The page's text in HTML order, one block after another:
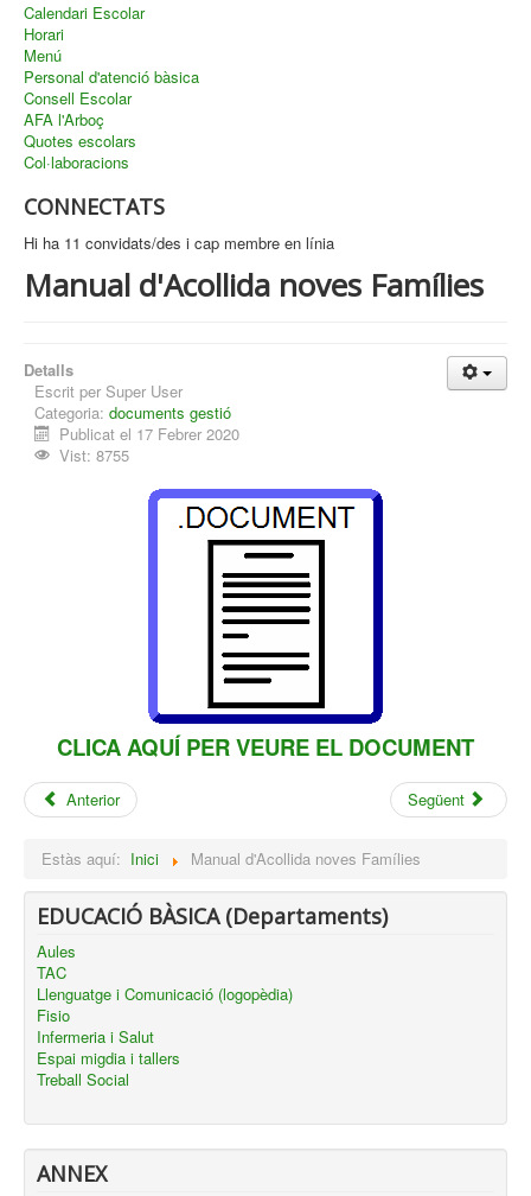
Calendari Escolar
Horari
Menú
Personal d'atenció bàsica
Consell Escolar
AFA l'Arboç
Quotes escolars
Col·laboracions
CONNECTATS
Hi ha 11 convidats/des i cap membre en línia
Manual d'Acollida noves Famílies
Detalls
Escrit per Super User
Categoria: documents gestió
Publicat el 17 Febrer 2020
Vist: 8755
CLICA AQUÍ PER VEURE EL DOCUMENT
Anterior Següent
Estàs aquí: Inici Manual d'Acollida noves Famílies
EDUCACIÓ BÀSICA (Departaments)
Aules
TAC
Llenguatge i Comunicació (logopèdia)
Fisio
Infermeria i Salut
Espai migdia i tallers
Treball Social
ANNEX